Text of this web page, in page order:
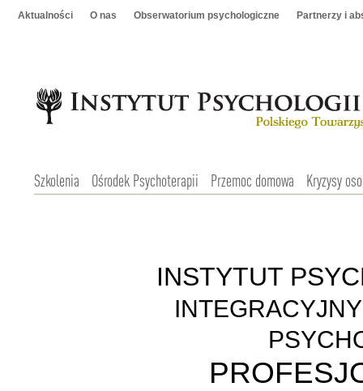
Aktualności O nas Obserwatorium psychologiczne Partnerzy i
Szkolenia Ośrodek Psychoterapii Przemoc domowa Kryzysy
INSTYTUT